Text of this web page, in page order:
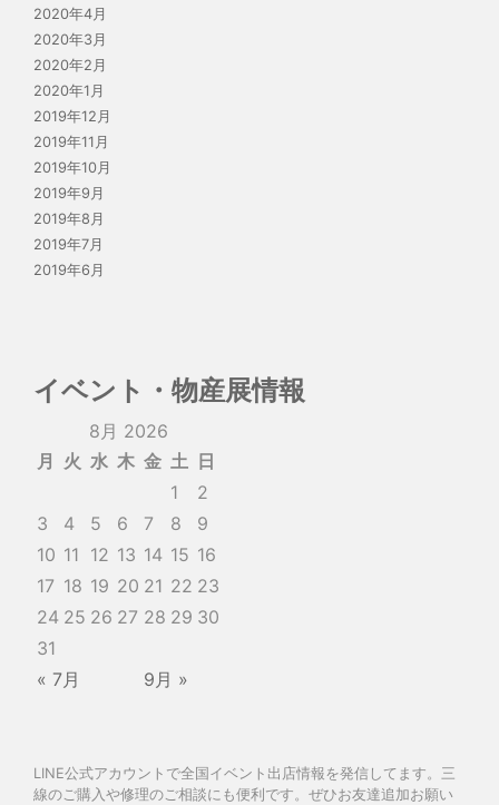
2020年4月
2020年3月
2020年2月
2020年1月
2019年12月
2019年11月
2019年10月
2019年9月
2019年8月
2019年7月
2019年6月
イベント・物産展情報
8月 2026
月
火 水 木 金 土 日
1
2
3
4 5 6 7 8
9
10 11 12 13 14 15 16
17 18 19 20 21 22 23
24 25 26 27 28 29 30
31
« 7月
9月 »
LINE公式アカウントで全国イベント出店情報を発信してます。三
線のご購入や修理のご相談にも便利です。ぜひお友達追加お願い